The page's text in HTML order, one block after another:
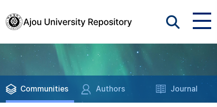
Communities Authors Journal